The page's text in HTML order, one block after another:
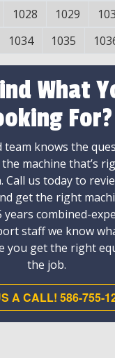
1028 1029
1034 1035
What
For?
team knows the
machine that’s
Call us today to
get the right
years combined-
staff we know
you get the right
the job.
A CALL! 586-755-